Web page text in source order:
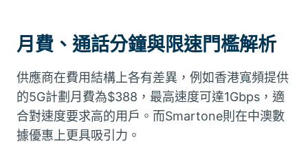
月費、通話分鐘與限速門檻解析
供應商在費用結構上各有差異，例如香港寬頻提供
的5G計劃月費為$388，最高速度可達1Gbps，適
合對速度要求高的用戶。而Smartone則在中澳數
據優惠上更具吸引力。